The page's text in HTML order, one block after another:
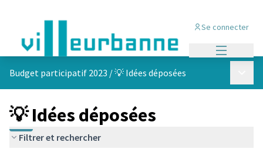
Se connecter
Budget participatif 2023 /💡 Idées déposées
💡 Idées déposées
Filtrer et rechercher